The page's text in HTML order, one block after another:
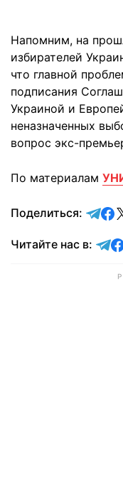
Напомним, на
избирателей
что главной
подписания
Украиной и
неназначенных
вопрос экс-
По материалам
Поделиться:
Читайте нас в: